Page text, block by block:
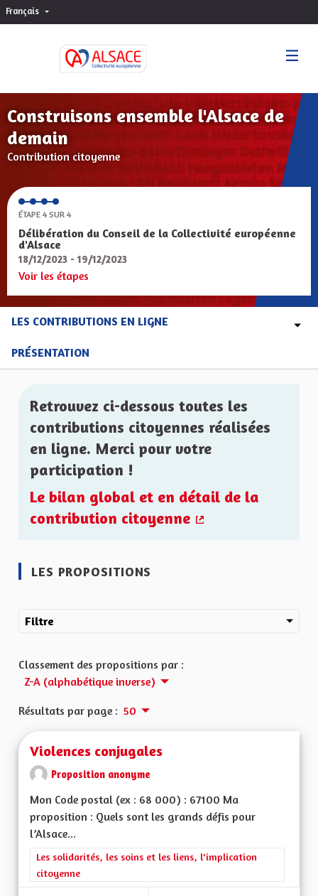
Français Choisir la langue
Construisons ensemble l'Alsace de
demain
Contribution citoyenne
ÉTAPE 4 SUR 4
Délibération du Conseil de la Collectivité européenne
d'Alsace
18/12/2023 - 19/12/2023
Voir les étapes
LES CONTRIBUTIONS EN LIGNE
PRÉSENTATION
Retrouvez ci-dessous toutes les
contributions citoyennes réalisées
en ligne. Merci pour votre
participation !
Le bilan global et en détail de la
contribution citoyenne
LES PROPOSITIONS
Filtre
Classement des propositions par :
Z-A (alphabétique inverse)
Résultats par page : 50
Violences conjugales
Proposition anonyme
Mon Code postal (ex : 68 000) : 67100 Ma
proposition : Quels sont les grands défis pour
l’Alsace...
Filtrer les résultats de la catégorie : Les solidarités, les soins
Les solidarités, les soins et les liens, l'implication
citoyenne